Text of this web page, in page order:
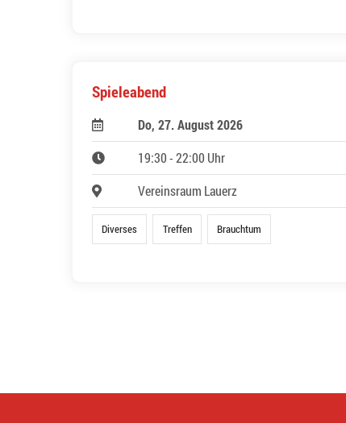
Spieleabend
Do, 27. August 2026
19:30 - 22:00 Uhr
Vereinsraum Lauerz
Diverses Treffen Brauchtum